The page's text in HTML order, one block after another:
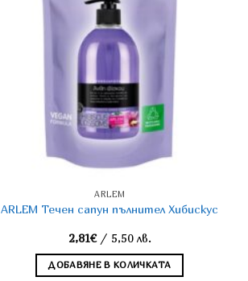
ARLEM
ARLEM Течен сапун пълнител Хибискус
2,81€/ 5,50 лв.
ДОБАВЯНЕ В КОЛИЧКАТА